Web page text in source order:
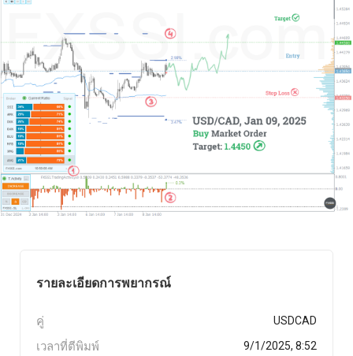
รายละเอียดการพยากรณ์
คู่ USDCAD
เวลาที่ตีพิมพ์ 9/1/2025, 8:52